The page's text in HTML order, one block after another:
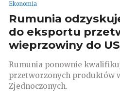
Ekonomia
Rumunia
do eksportu
wieprzowiny do
Rumunia ponownie
przetworzonych produktów
Zjednoczonych.